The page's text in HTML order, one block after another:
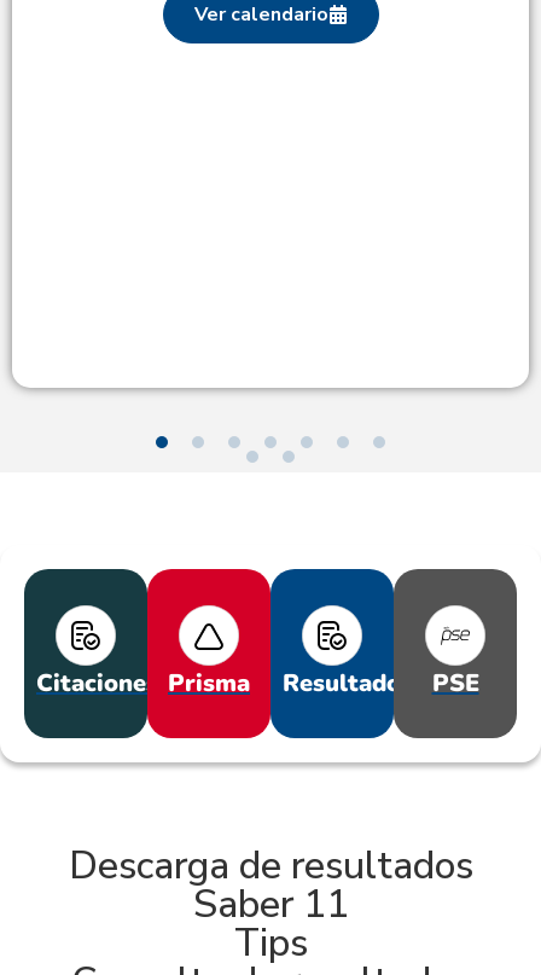
Ver calendario
Citaciones Prisma Resultados PSE
Descarga de resultados
Saber 11
Tips